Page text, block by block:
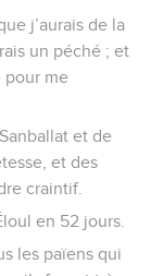
j’aurais de la
un péché ; et
pour me
et de
et des
craintif.
en 52 jours.
les païens qui